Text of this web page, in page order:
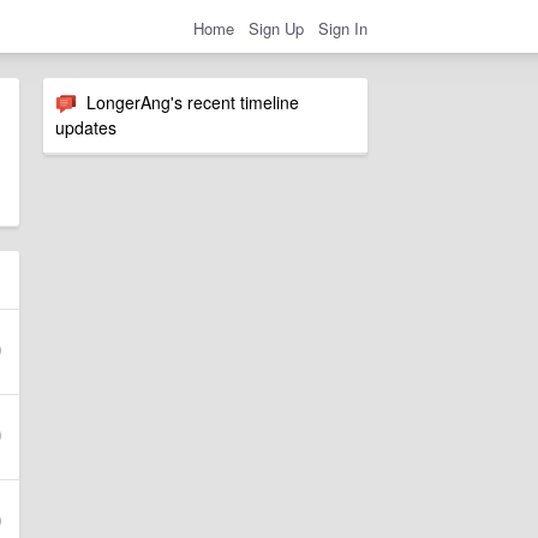
Home Sign Up Sign In
LongerAng's recent timeline
updates